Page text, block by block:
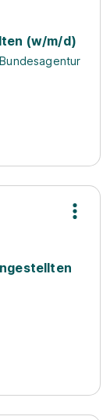
(w/m/d)
Bundesagentur